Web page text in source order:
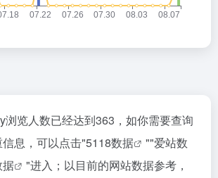
浏览人数已经达到363，如你需要查询
息，可以点击"5118数据 ""爱站数
"进入；以目前的网站数据参考，